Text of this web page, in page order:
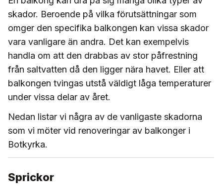
skador. Beroende på vilka förutsättningar som
omger den specifika balkongen kan vissa skador
vara vanligare än andra. Det kan exempelvis
handla om att den drabbas av stor påfrestning
från saltvatten då den ligger nära havet. Eller att
balkongen tvingas utstå väldigt låga temperaturer
under vissa delar av året.
Nedan listar vi några av de vanligaste skadorna
som vi möter vid renoveringar av balkonger i
Botkyrka.
Sprickor